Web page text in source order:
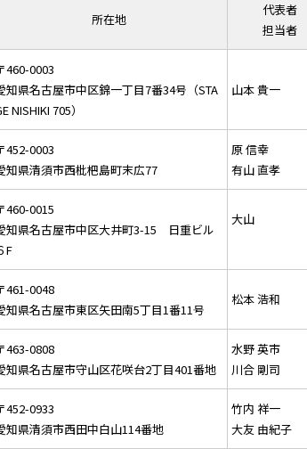
所在地
代表者
担当者
460-0003
知県名古屋市中区錦一丁目7番34号（STA
NISHIKI 705）
山本 貴一
452-0003
知県清須市西枇杷島町末広77
原 信幸
有山 直孝
460-0015
知県名古屋市中区大井町3-15 日重ビル
F
大山
461-0048
知県名古屋市東区矢田南5丁目1番11号
松本 浩和
463-0808
知県名古屋市守山区花咲台2丁目401番地
水野 英市
川合 剛司
452-0933
知県清須市西田中白山114番地
竹内 祥一
大友 由紀子